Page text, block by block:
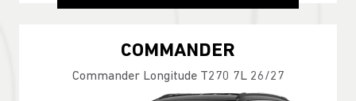
COMMANDER
Commander Longitude T270 7L 26/27